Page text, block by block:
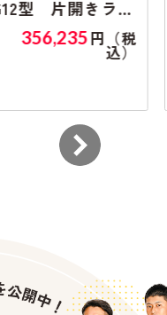
型 片開きラン
マ無し356,235円（税
込）